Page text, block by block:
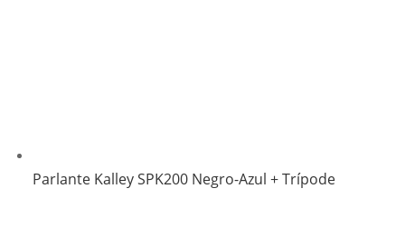
Parlante Kalley SPK200 Negro-Azul + Trípode